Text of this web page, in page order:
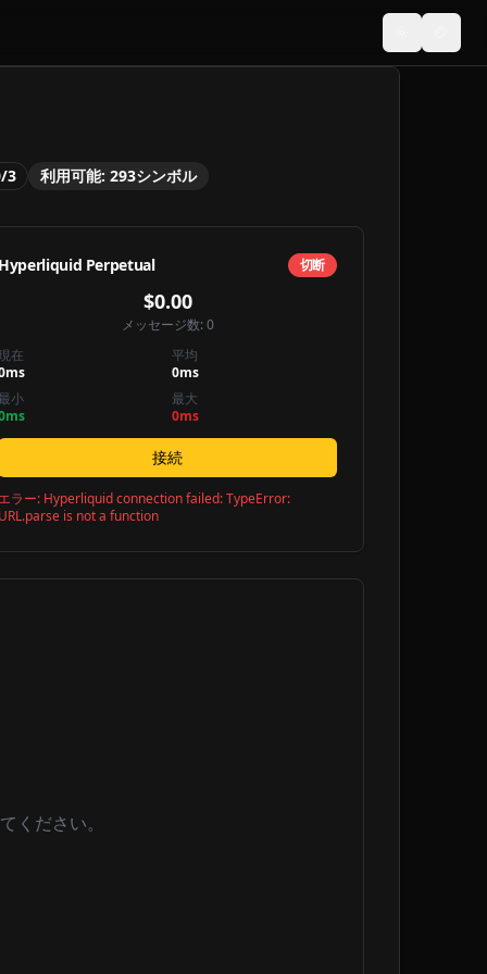
/3 利用可能: 293シンボル
Perpetual 切断
$0.00
メッセージ数:0
在
ms
平均
0ms
小
ms
最大
0ms
接続
ラー: Hyperliquid connection failed: TypeError:
is not a function
ください。